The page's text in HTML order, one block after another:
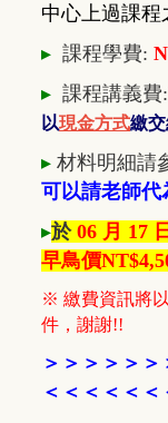
中心上過課
▸ 課程學費:
▸ 課程講義費:
以現金方式繳
▸ 材料明細請
可以請老師代
▸於 06 月 17 日
早鳥價NT$4
※ 繳費資訊將
件，謝謝!!
＞ ＞ ＞ ＞ ＞ ＞
＜＜＜ ＜＜＜